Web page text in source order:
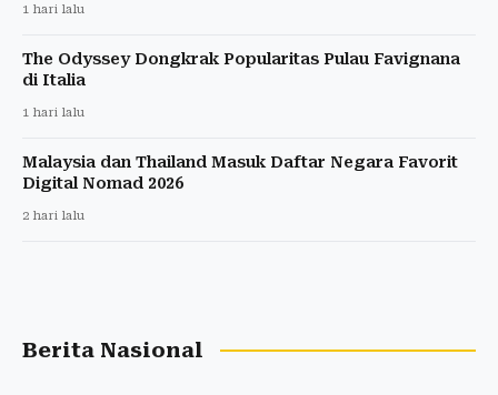
1 hari lalu
The Odyssey Dongkrak Popularitas Pulau Favignana
di Italia
1 hari lalu
Malaysia dan Thailand Masuk Daftar Negara Favorit
Digital Nomad 2026
2 hari lalu
Berita Nasional